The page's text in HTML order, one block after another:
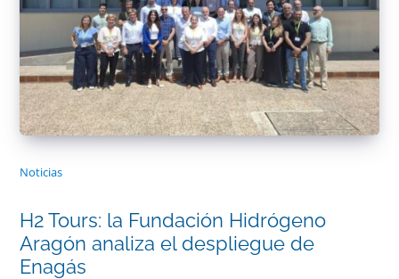
Noticias
H2 Tours: la Fundación Hidrógeno
Aragón analiza el despliegue de
Enagás